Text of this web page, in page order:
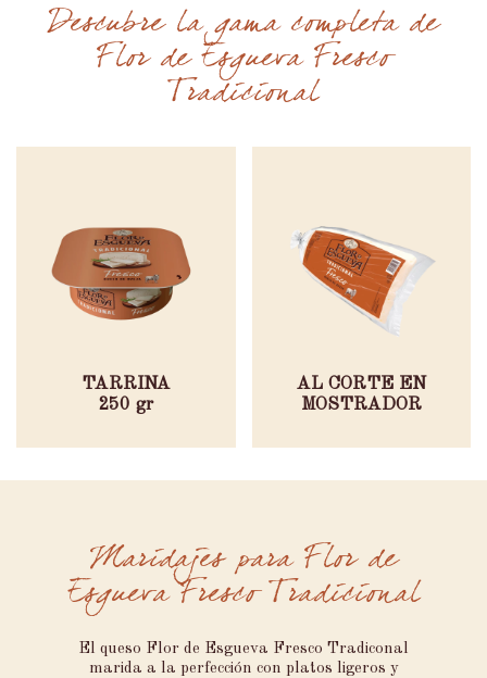
Descubre la gama completa de
Flor de Esgueva Fresco
Tradicional
TARRINA
250 gr
AL CORTE EN
MOSTRADOR
Maridajes para Flor de
Esgueva Fresco Tradicional
El queso Flor de Esgueva Fresco Tradiconal
marida a la perfección con platos ligeros y